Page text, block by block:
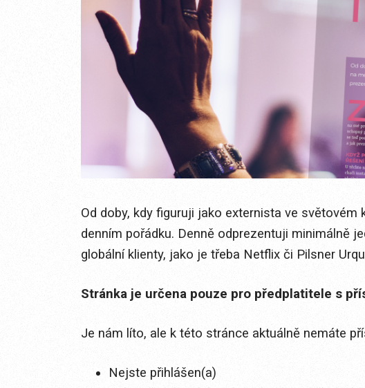
Od doby, kdy figuruji jako externista ve
denním pořádku. Denně odprezentuji minimálně
globální klienty, jako je třeba Netflix či Pilsner
Stránka je určena pouze pro předplatitele s
Je nám líto, ale k této stránce aktuálně nemáte
Nejste přihlášen(a)